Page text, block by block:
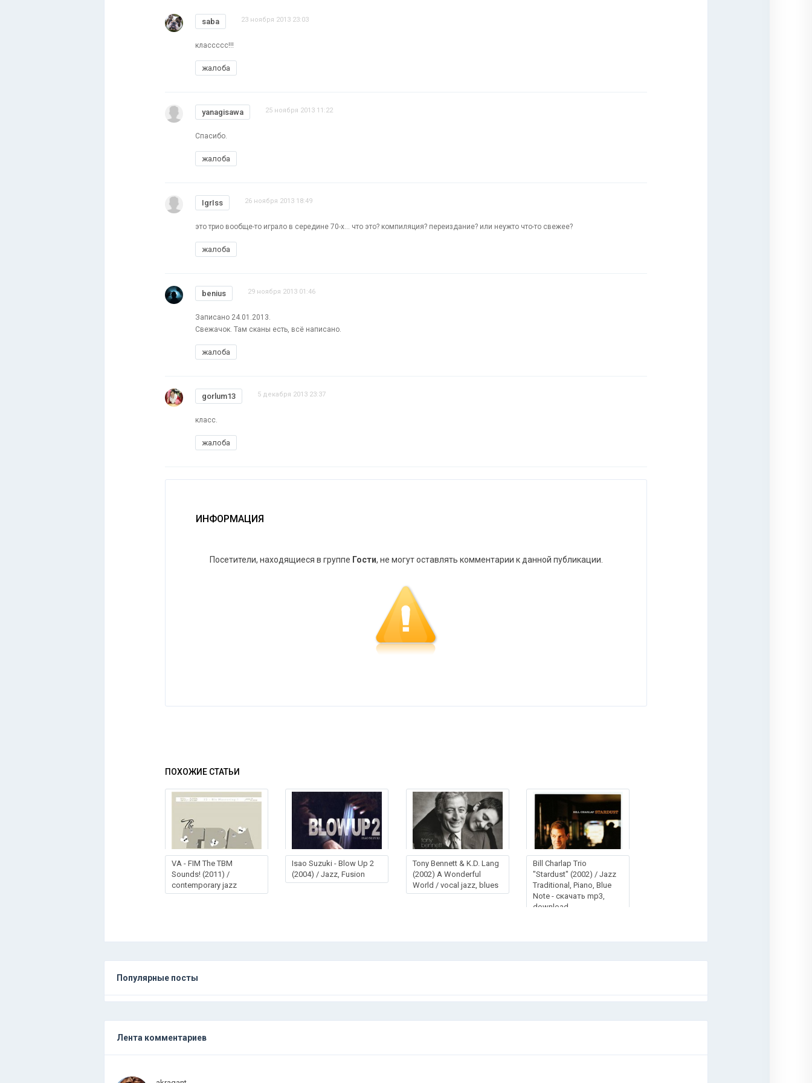
saba 23 ноября 2013 23:03
классссс!!!
жалоба
yanagisawa 25 ноября 2013 11:22
Спасибо.
жалоба
IgrIss 26 ноября 2013 18:49
это трио вообще-то играло в середине 70-х... что это? компиляция? переиздание? или неужто что-то свежее?
жалоба
benius 29 ноября 2013 01:46
Записано 24.01.2013.
Свежачок. Там сканы есть, всё написано.
жалоба
gorlum13 5 декабря 2013 23:37
класс.
жалоба
ИНФОРМАЦИЯ
Посетители, находящиеся в группе Гости, не могут оставлять комментарии к данной публикации.
ПОХОЖИЕ СТАТЬИ
VA - FIM The TBM
Sounds! (2011) /
contemporary jazz
Isao Suzuki - Blow Up 2
(2004) / Jazz, Fusion
Tony Bennett & K.D. Lang
(2002) A Wonderful
World / vocal jazz, blues
Bill Charlap Trio
"Stardust" (2002) / Jazz
Traditional, Piano, Blue
Note - скачать mp3,
download
Популярные посты
Лента комментариев